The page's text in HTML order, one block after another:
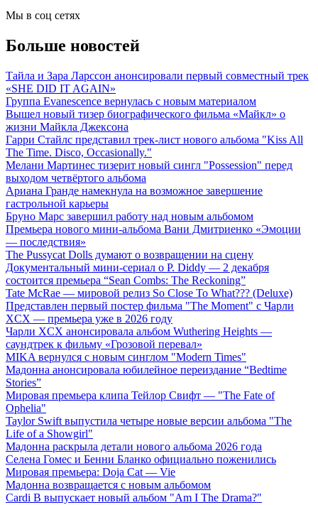
Мы в соц сетях
Больше новостей
Тайла и Зара Ларссон анонсировали первый совместный трек
«SHE DID IT AGAIN»
Группа Evanescence вернулась с новым материалом
Вышел новый тизер биографического фильма «Майкл» о
жизни Майкла Джексона
Гарри Стайлс представил трек-лист нового альбома "Kiss All
The Time. Disco, Occasionally."
Мелани Мартинес тизерит новый сингл "Possession" перед
выходом четвёртого альбома
Ариана Гранде намекнула на возможное завершение
гастрольной карьеры
Бруно Марс завершил работу над новым альбомом
Премьера нового мини-альбома Вани Дмитриенко «Эмоции
— последствия»
The Pussycat Dolls думают о возвращении на сцену
Документальный мини-сериал о P. Diddy — 2 декабря
состоится премьера “Sean Combs: The Reckoning”
Tate McRae — мировой релиз So Close To What??? (Deluxe)
Представлен первый постер фильма "The Moment" с Чарли
XCX — премьера уже в 2026 году
Чарли XCX анонсировала альбом Wuthering Heights —
саундтрек к фильму «Грозовой перевал»
MIKA вернулся с новым синглом "Modern Times"
Мадонна анонсировала юбилейное переиздание “Bedtime
Stories”
Мировая премьера клипа Тейлор Свифт — "The Fate of
Ophelia"
Taylor Swift выпустила четыре новые версии альбома "The
Life of a Showgirl"
Мадонна раскрыла детали нового альбома 2026 года
Селена Гомес и Бенни Бланко официально поженились
Мировая премьера: Doja Cat — Vie
Мадонна возвращается с новым альбомом
Cardi B выпускает новый альбом "Am I The Drama?"